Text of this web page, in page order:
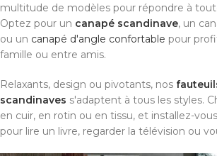
multitude de modèles pour répondre à
Optez pour un canapé scandinave, un
ou un canapé d'angle confortable pour
famille ou entre amis.
Relaxants, design ou pivotants, nos
scandinaves s'adaptent à tous les styles.
en cuir, en rotin ou en tissu, et installez-
pour lire un livre, regarder la télévision ou